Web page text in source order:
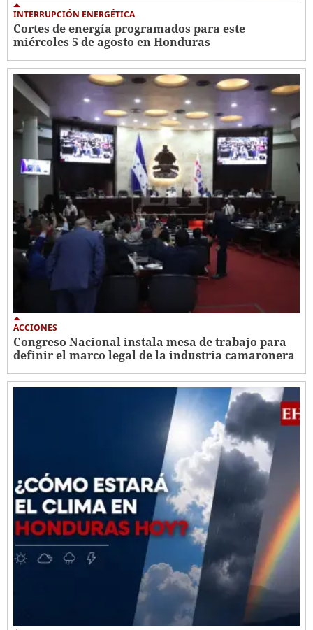
INTERRUPCIÓN ENERGÉTICA
Cortes de energía programados para este
miércoles 5 de agosto en Honduras
ACCIONES
Congreso Nacional instala mesa de trabajo para
definir el marco legal de la industria camaronera